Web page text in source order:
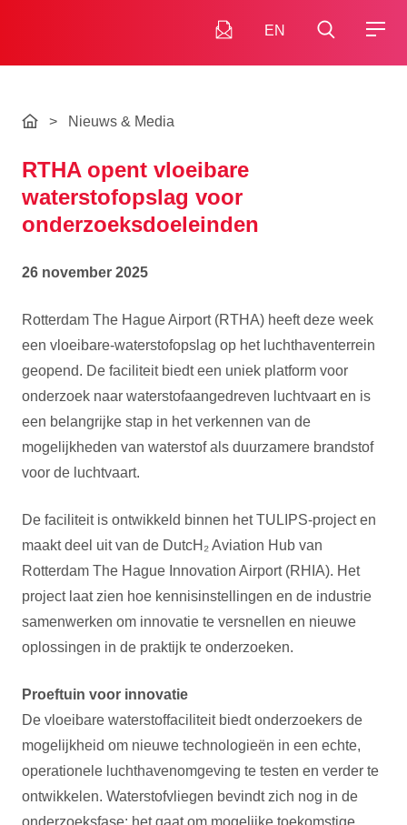
EN
> Nieuws & Media
RTHA opent vloeibare
waterstofopslag voor
onderzoeksdoeleinden
26 november 2025
Rotterdam The Hague Airport (RTHA) heeft deze week
een vloeibare-waterstofopslag op het luchthaventerrein
geopend. De faciliteit biedt een uniek platform voor
onderzoek naar waterstofaangedreven luchtvaart en is
een belangrijke stap in het verkennen van de
mogelijkheden van waterstof als duurzamere brandstof
voor de luchtvaart.
De faciliteit is ontwikkeld binnen het TULIPS-project en
maakt deel uit van de DutcH₂ Aviation Hub van
Rotterdam The Hague Innovation Airport (RHIA). Het
project laat zien hoe kennisinstellingen en de industrie
samenwerken om innovatie te versnellen en nieuwe
oplossingen in de praktijk te onderzoeken.
Proeftuin voor innovatie
De vloeibare waterstoffaciliteit biedt onderzoekers de
mogelijkheid om nieuwe technologieën in een echte,
operationele luchthavenomgeving te testen en verder te
ontwikkelen. Waterstofvliegen bevindt zich nog in de
onderzoeksfase: het gaat om mogelijke toekomstige